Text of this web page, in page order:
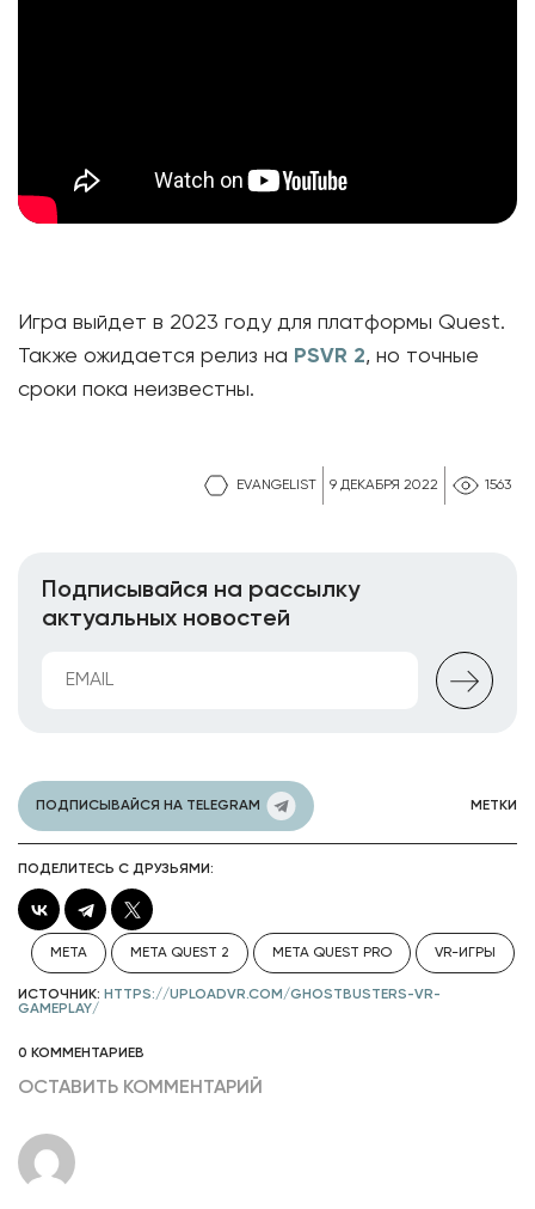
EVANGELIST 9 ДЕКАБРЯ 2022 1563
Игра выйдет в 2023 году для платформы Quest.
Также ожидается релиз на PSVR 2, но точные
сроки пока неизвестны.
Подписывайся на рассылку
актуальных новостей
ПОДПИСЫВАЙСЯ НА TELEGRAM МЕТКИ
ПОДЕЛИТЕСЬ С ДРУЗЬЯМИ:
META META QUEST 2 META QUEST PRO VR-ИГРЫ
ИСТОЧНИК: HTTPS://UPLOADVR.COM/GHOSTBUSTERS-VR-
GAMEPLAY/
0 КОММЕНТАРИЕВ
ОСТАВИТЬ КОММЕНТАРИЙ